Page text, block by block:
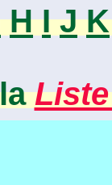
H I J K